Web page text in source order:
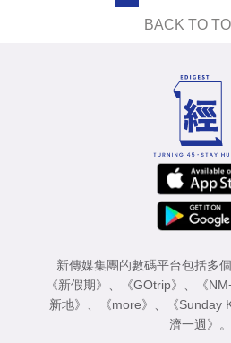
BACK TO
新傳媒集團的數碼平台包括多
《新假期》 、 《GOtrip》 、 《
新地》 、 《more》 、 《Sunday
濟一週》 。